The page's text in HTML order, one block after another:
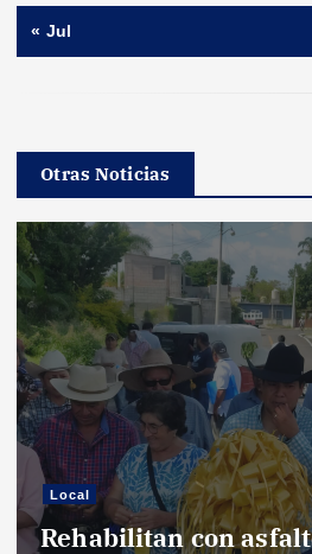
« Jul
Otras Noticias
Local
Rehabilitan con